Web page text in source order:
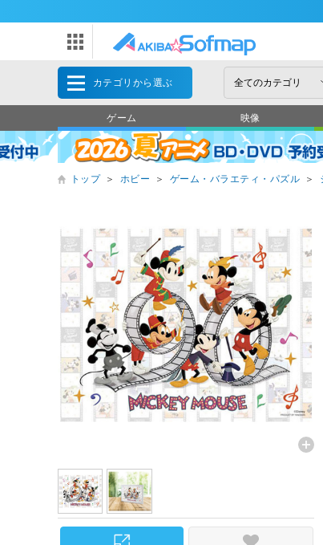
カテゴリから選ぶ
ゲーム 映像
トップ ＞ ホビー ＞ ゲーム・バラエティ・パズル ＞